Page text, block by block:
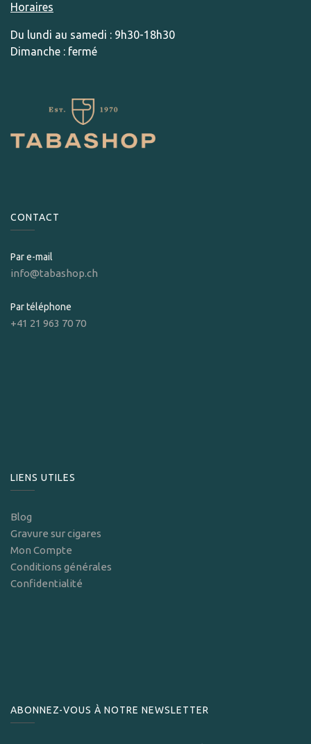
Horaires
Du lundi au samedi : 9h30-18h30
Dimanche : fermé
CONTACT
Par e-mail
info@tabashop.ch
Par téléphone
+41 21 963 70 70
LIENS UTILES
Blog
Gravure sur cigares
Mon Compte
Conditions générales
Confidentialité
ABONNEZ-VOUS À NOTRE NEWSLETTER